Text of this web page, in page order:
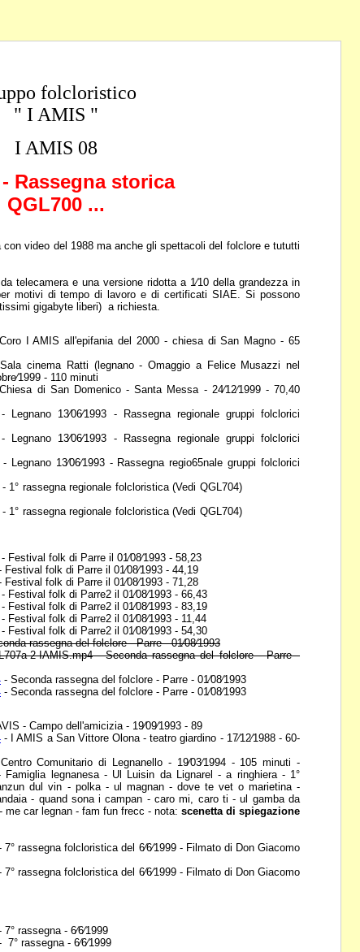
folcloristico
" I AMIS "
I AMIS 08
Rassegna storica
QGL700 ...
video del 1988 ma anche gli spettacoli del folclore e tututti
telecamera e una versione ridotta a 1⁄10 della grandezza in
motivi di tempo di lavoro edi certificati SIAE. Si possono
gigabyte liberi) a richiesta.
I AMIS all'epifania del 2000 - chiesa di San Magno - 65
cinema Ratti (legnano - Omaggio a Felice Musazzi nel
- 110 minuti
di San Domenico - Santa Messa - 24⁄12⁄1999 - 70,40
- Legnano 13⁄06⁄1993 - Rassegna regionale gruppi folclorici
- Legnano 13⁄06⁄1993 - Rassegna regionale gruppi folclorici
- Legnano 13⁄06⁄1993 - Rassegna regio65nalegruppi folclorici
- 1° rassegna regionale folcloristica (Vedi QGL704)
- 1° rassegna regionale folcloristica (Vedi QGL704)
- Festival folk di Parre il 01⁄08⁄1993 - 58,23
Festival folk di Parre il 01⁄08⁄1993 - 44,19
Festival folk di Parre il 01⁄08⁄1993 - 71,28
- Festival folk di Parre2 il 01⁄08⁄1993 - 66,43
- Festival folk di Parre2 il 01⁄08⁄1993 - 83,19
- Festival folk di Parre2 il 01⁄08⁄1993 - 11,44
- Festival folk di Parre2 il 01⁄08⁄1993 - 54,30
del folclore - Parre - 01⁄08⁄1993
2-IAMIS.mp4 - Seconda rassegna del folclore -Parre -
- Seconda rassegna del folclore - Parre - 01⁄08⁄1993
- Seconda rassegna del folclore - Parre - 01⁄08⁄1993
- Campo dell'amicizia - 19⁄09⁄1993 - 89
- I AMIS a San Vittore Olona - teatro giardino - 17⁄12⁄1988 - 60-
Comunitario di Legnanello - 19⁄03⁄1994 - 105 minuti -
Famiglia legnanesa - Ul
Luisin da Lignarel - a ringhiera - 1°
dul vin - polka - ul magnan - dove te vet o marietina -
- quand sona i campan - caro mi, caro ti - ul gamba da
me car legnan - fam fun frecc - nota: scenetta di spiegazione
7° rassegna folcloristica del 6⁄6⁄1999 - Filmato di Don Giacomo
7° rassegna folcloristica del 6⁄6⁄1999 - Filmato di Don Giacomo
7° rassegna - 6⁄6⁄1999
rassegna - 6⁄6⁄1999